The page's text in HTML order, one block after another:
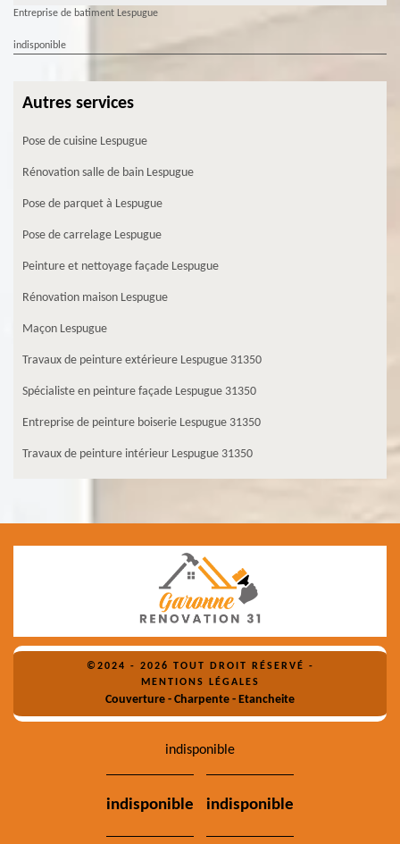
Entreprise de batiment Lespugue
indisponible
Autres services
Pose de cuisine Lespugue
Rénovation salle de bain Lespugue
Pose de parquet à Lespugue
Pose de carrelage Lespugue
Peinture et nettoyage façade Lespugue
Rénovation maison Lespugue
Maçon Lespugue
Travaux de peinture extérieure Lespugue 31350
Spécialiste en peinture façade Lespugue 31350
Entreprise de peinture boiserie Lespugue 31350
Travaux de peinture intérieur Lespugue 31350
©2024 - 2026 TOUT DROIT RÉSERVÉ -
MENTIONS LÉGALES
Couverture - Charpente - Etancheite
indisponible
indisponible indisponible